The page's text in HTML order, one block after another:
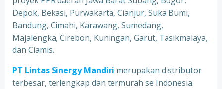
Depok, Bekasi, Purwakarta, Cianjur, Suka Bumi,
Bandung, Cimahi, Karawang, Sumedang,
Majalengka, Cirebon, Kuningan, Garut, Tasikmalaya,
dan Ciamis.
PT Lintas Sinergy Mandiri merupakan distributor
terbesar, terlengkap dan termurah se Indonesia.